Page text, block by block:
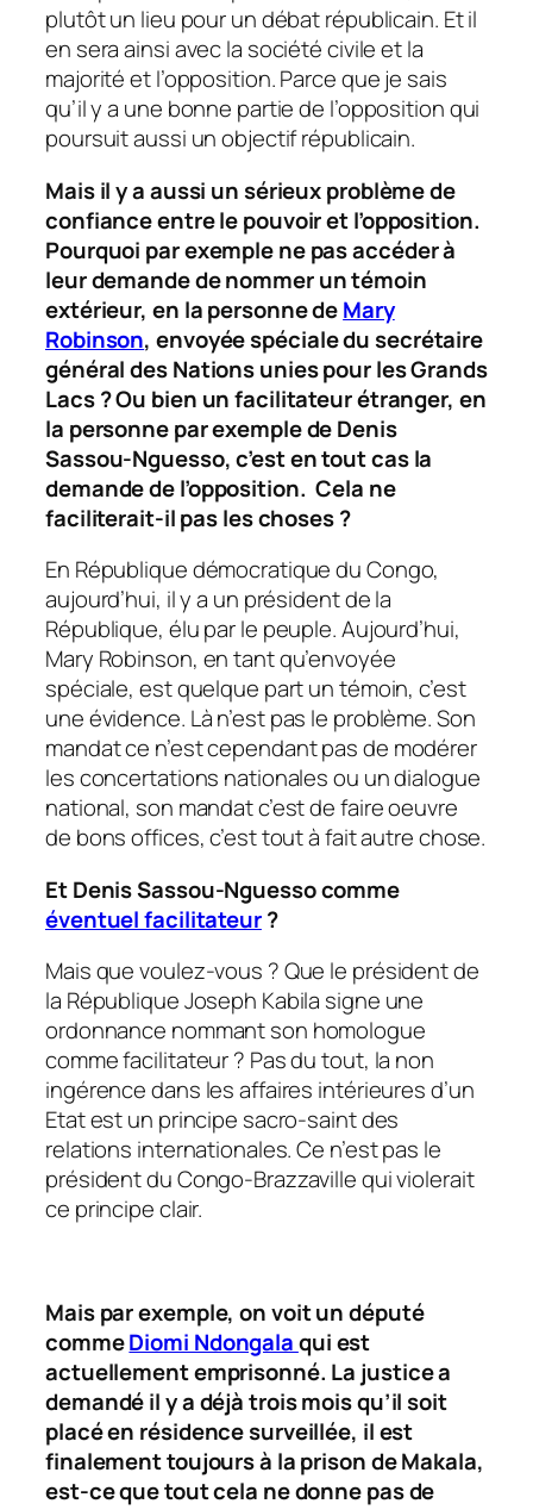
plutôt un lieu pour un débat républicain. Et il
en sera ainsi avec la société civile et la
majorité et l’opposition. Parce que je sais
qu’il y a une bonne partie de l’opposition qui
poursuit aussi un objectif républicain.
Mais il y a aussi un sérieux problème de
confiance entre le pouvoir et l’opposition.
Pourquoi par exemple ne pas accéder à
leur demande de nommer un témoin
extérieur, en la personne deMary
Robinson, envoyée spéciale du secrétaire
général des Nations unies pour les Grands
Lacs ? Ou bien un facilitateur étranger, en
la personne par exemple de Denis
Sassou-Nguesso, c’est en tout cas la
demande de l’opposition. Cela ne
faciliterait-il pas les choses ?
En République démocratique du Congo,
aujourd’hui, il y a un président de la
République, élu par le peuple. Aujourd’hui,
Mary Robinson, en tant qu’envoyée
spéciale, est quelque part un témoin, c’est
une évidence. Là n’est pas le problème. Son
mandat ce n’est cependant pas de modérer
les concertations nationales ou un dialogue
national, son mandat c’est de faire oeuvre
de bons offices, c’est tout à fait autre chose.
Et Denis Sassou-Nguesso comme
éventuel facilitateur?
Mais que voulez-vous ? Que le président de
la République Joseph Kabila signe une
ordonnance nommant son homologue
comme facilitateur ? Pas du tout, la non
ingérence dans les affaires intérieures d’un
Etat est un principe sacro-saint des
relations internationales. Ce n’est pas le
président du Congo-Brazzaville qui violerait
ce principe clair.
Mais par exemple, on voit un député
commeDiomi Ndongalaqui est
actuellement emprisonné. La justice a
demandé il y a déjà trois mois qu’il soit
placé en résidence surveillée, il est
finalement toujours à la prison de Makala,
est-ce que tout cela ne donne pas de